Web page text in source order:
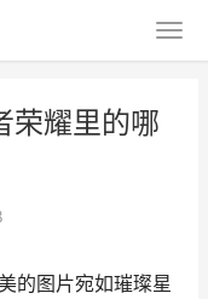
荣耀里的哪
的图片宛如璀璨星